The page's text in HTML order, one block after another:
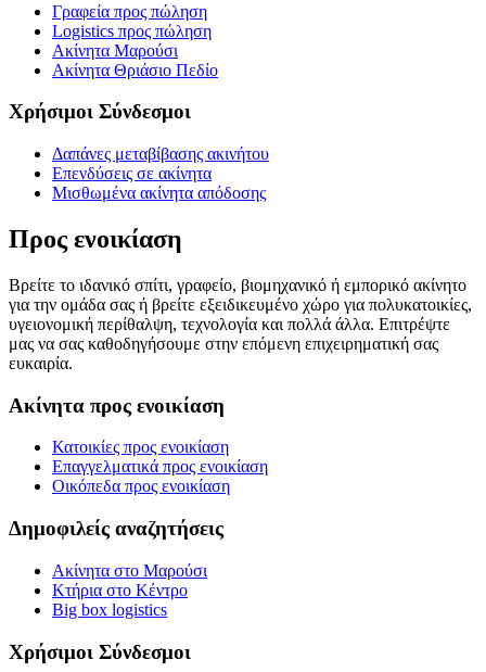
Γραφεία προς πώληση
Logistics προς πώληση
Ακίνητα Μαρούσι
Ακίνητα Θριάσιο Πεδίο
Χρήσιμοι Σύνδεσμοι
Δαπάνες μεταβίβασης ακινήτου
Επενδύσεις σε ακίνητα
Μισθωμένα ακίνητα απόδοσης
Προς ενοικίαση
Βρείτε το ιδανικό σπίτι, γραφείο, βιομηχανικό ή εμπορικό ακίνητο
για την ομάδα σας ή βρείτε εξειδικευμένο χώρο για πολυκατοικίες,
υγειονομική περίθαλψη, τεχνολογία και πολλά άλλα. Επιτρέψτε
μας να σας καθοδηγήσουμε στην επόμενη επιχειρηματική σας
ευκαιρία.
Ακίνητα προς ενοικίαση
Κατοικίες προς ενοικίαση
Επαγγελματικά προς ενοικίαση
Οικόπεδα προς ενοικίαση
Δημοφιλείς αναζητήσεις
Ακίνητα στο Μαρούσι
Κτήρια στο Κέντρο
Big box logistics
Χρήσιμοι Σύνδεσμοι